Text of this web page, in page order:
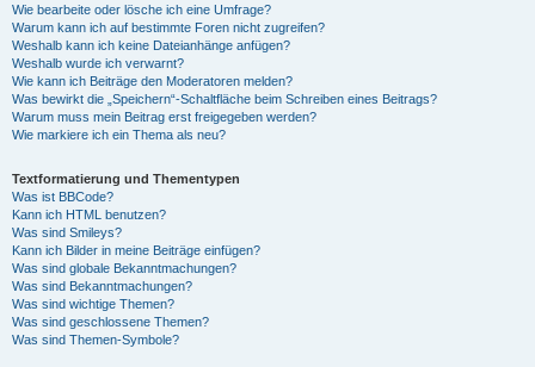
Wie bearbeite oder lösche ich eine Umfrage?
Warum kann ich auf bestimmte Foren nicht zugreifen?
Weshalb kann ich keine Dateianhänge anfügen?
Weshalb wurde ich verwarnt?
Wie kann ich Beiträge den Moderatoren melden?
Was bewirkt die „Speichern“-Schaltfläche beim Schreiben eines Beitrags?
Warum muss mein Beitrag erst freigegeben werden?
Wie markiere ich ein Thema als neu?
Textformatierung und Thementypen
Was ist BBCode?
Kann ich HTML benutzen?
Was sind Smileys?
Kann ich Bilder in meine Beiträge einfügen?
Was sind globale Bekanntmachungen?
Was sind Bekanntmachungen?
Was sind wichtige Themen?
Was sind geschlossene Themen?
Was sind Themen-Symbole?